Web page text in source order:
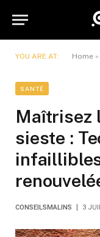
YOU ARE AT: Home »
SANTÉ
Maîtrisez
sieste :
CONSEILSMALINS 3